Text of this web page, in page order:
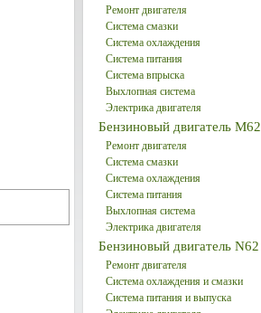
Ремонт двигателя
Система смазки
Система охлаждения
Система питания
Система впрыска
Выхлопная система
Электрика двигателя
Бензиновый двигатель M62
Ремонт двигателя
Система смазки
Система охлаждения
Система питания
Выхлопная система
Электрика двигателя
Бензиновый двигатель N62
Ремонт двигателя
Система охлаждения и смазки
Система питания и выпуска